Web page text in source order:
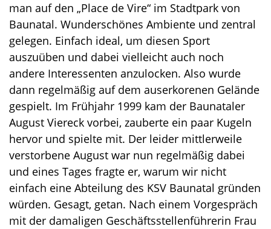
man auf den „Place de Vire“ im Stadtpark von
Baunatal. Wunderschönes Ambiente und zentral
gelegen. Einfach ideal, um diesen Sport
auszuüben und dabei vielleicht auch noch
andere Interessenten anzulocken. Also wurde
dann regelmäßig auf dem auserkorenen Gelände
gespielt. Im Frühjahr 1999 kam der Baunataler
August Viereck vorbei, zauberte ein paar Kugeln
hervor und spielte mit. Der leider mittlerweile
verstorbene August war nun regelmäßig dabei
und eines Tages fragte er, warum wir nicht
einfach eine Abteilung des KSV Baunatal gründen
würden. Gesagt, getan. Nach einem Vorgespräch
mit der damaligen Geschäftsstellenführerin Frau